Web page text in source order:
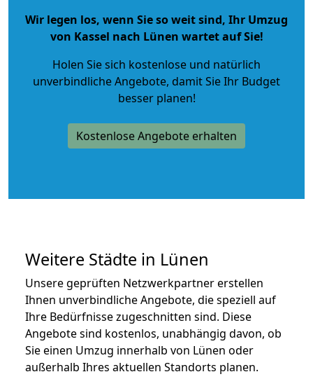
Wir legen los, wenn Sie so weit sind, Ihr Umzug
von Kassel nach Lünen wartet auf Sie!
Holen Sie sich kostenlose und natürlich
unverbindliche Angebote, damit Sie Ihr Budget
besser planen!
Kostenlose Angebote erhalten
Weitere Städte in Lünen
Unsere geprüften Netzwerkpartner erstellen
Ihnen unverbindliche Angebote, die speziell auf
Ihre Bedürfnisse zugeschnitten sind. Diese
Angebote sind kostenlos, unabhängig davon, ob
Sie einen Umzug innerhalb von Lünen oder
außerhalb Ihres aktuellen Standorts planen.